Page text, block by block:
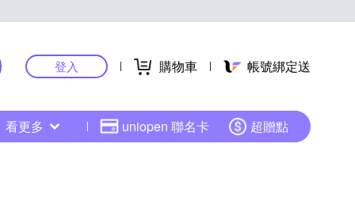
登入 購物車 帳號綁定送
看更多 uniopen 聯名卡 超贈點